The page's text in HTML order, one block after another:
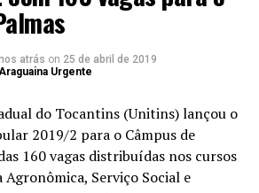
atrás on 25 de abril de 2019
Urgente
do Tocantins (Unitins) lançou o
2019/2 para o Câmpus de
160 vagas distribuídas nos cursos
Serviço Social e